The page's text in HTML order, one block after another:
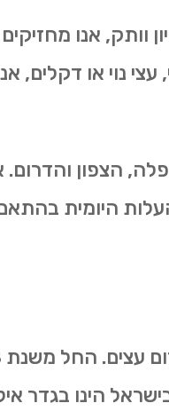
אנו מחזיקים
נוי או דקלים,
הצפון והדרום.
היומית
הינו בגדר